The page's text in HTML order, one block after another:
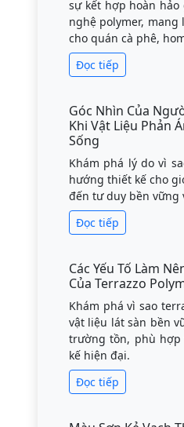
Sàn Epoxy Hiệu
Mộc Cho Không
Khám phá xu
tông - giải pháp
nhưng tinh tế,
điểm của bê tông
Đọc tiếp
Hướng Dẫn Thi